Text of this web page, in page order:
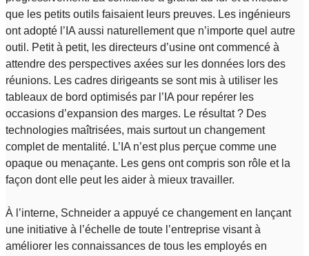
que les petits outils faisaient leurs preuves. Les ingénieurs
ont adopté l’IA aussi naturellement que n’importe quel autre
outil. Petit à petit, les directeurs d’usine ont commencé à
attendre des perspectives axées sur les données lors des
réunions. Les cadres dirigeants se sont mis à utiliser les
tableaux de bord optimisés par l’IA pour repérer les
occasions d’expansion des marges. Le résultat ? Des
technologies maîtrisées, mais surtout un changement
complet de mentalité. L’IA n’est plus perçue comme une
opaque ou menaçante. Les gens ont compris son rôle et la
façon dont elle peut les aider à mieux travailler.
À l’interne, Schneider a appuyé ce changement en lançant
une initiative à l’échelle de toute l’entreprise visant à
améliorer les connaissances de tous les employés en